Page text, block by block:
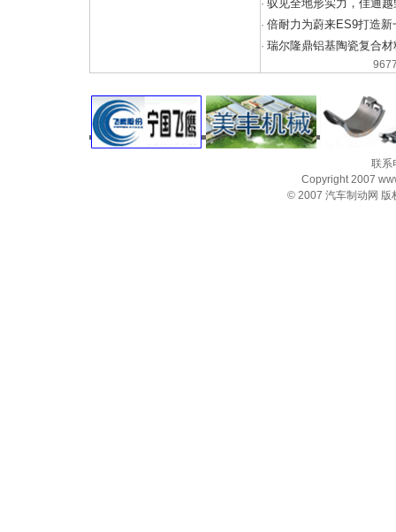
· 驭见全地形实力，佳通
· 倍耐力为蔚来ES9打造
· 瑞尔隆鼎铝基陶瓷复合
联系
Copyright 2007
© 2007 汽车制动网 版